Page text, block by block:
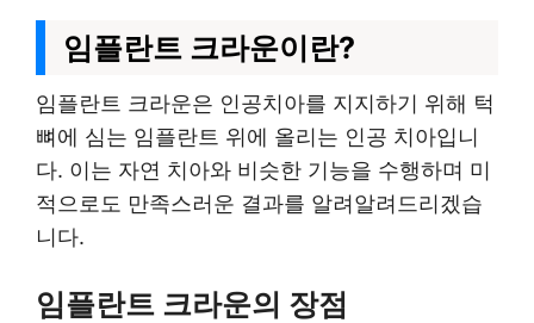
임플란트 크라운이란?
임플란트 크라운은 인공치아를 지지하기 위해 턱
뼈에 심는 임플란트 위에 올리는 인공 치아입니
다. 이는 자연 치아와 비슷한 기능을 수행하며 미
적으로도 만족스러운 결과를 알려알려드리겠습
니다.
임플란트 크라운의 장점